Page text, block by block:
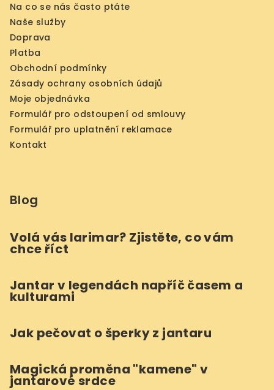
Na co se nás často ptáte
Naše služby
Doprava
Platba
Obchodní podmínky
Zásady ochrany osobních údajů
Moje objednávka
Formulář pro odstoupení od smlouvy
Formulář pro uplatnění reklamace
Kontakt
Blog
Volá vás larimar? Zjistěte, co vám
chce říct
Jantar v legendách napříč časem a
kulturami
Jak pečovat o šperky z jantaru
Magická proměna "kamene" v
jantarové srdce